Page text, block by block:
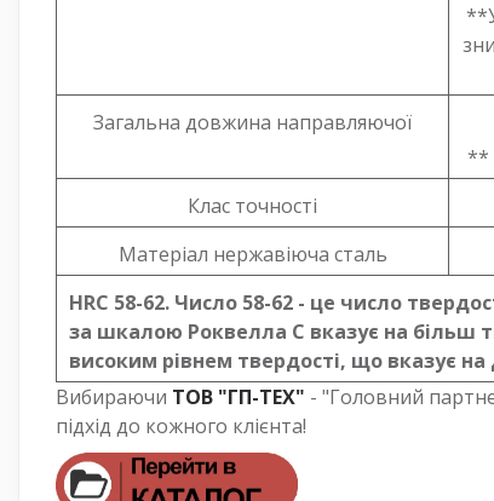
Загальна довжина направляючої
**
Клас точності
Матеріал нержавіюча сталь
HRC 58-62. Число 58-62 - це число
за шкалою Роквелла C вказує на більш
високим рівнем твердості, що вказує
Вибираючи ТОВ "ГП-ТЕХ" - "Головний
підхід до кожного клієнта!